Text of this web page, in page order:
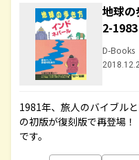
地球の
2-1983
D-Books
1981年、旅人のバイブル
の初版が復刻版で再登場
です。